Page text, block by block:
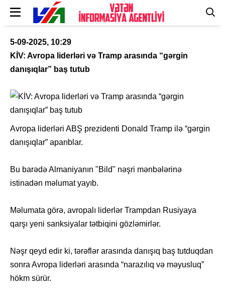
5-09-2025, 10:29
KİV: Avropa liderləri və Tramp arasında “gərgin
danışıqlar” baş tutub
Avropa liderləri ABŞ prezidenti Donald Tramp ilə “gərgin
danışıqlar” aparıblar.
Bu barədə Almaniyanın "Bild" nəşri mənbələrinə
istinadən məlumat yayıb.
Məlumata görə, avropalı liderlər Trampdan Rusiyaya
qarşı yeni sanksiyalar tətbiqini gözləmirlər.
Nəşr qeyd edir ki, tərəflər arasında danışıq baş tutduqdan
sonra Avropa liderləri arasında “narazılıq və məyusluq”
hökm sürür.